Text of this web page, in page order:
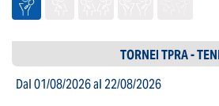
TORNEI TPRA -
Dal 01/08/2026al 22/08/2026